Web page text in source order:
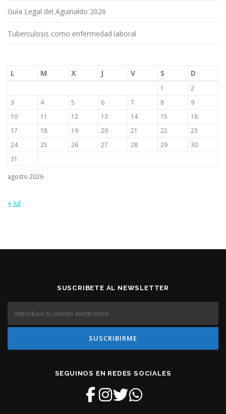
Guía Legal del Aguinaldo 2026
Tuberculosis como enfermedad laboral
agosto 2026
L M X J V S D
1
2
3
4 5 6 7 8
9
10
11 12 13 14 15
16
17
18 19 20 21 22
23
24
25 26 27 28 29
30
31
« Jul
SUSCRIBETE AL NEWSLETTER
SEGUINOS EN REDES SOCIALES